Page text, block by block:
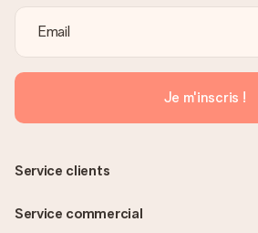
Je m'inscris !
Service clients
Service commercial